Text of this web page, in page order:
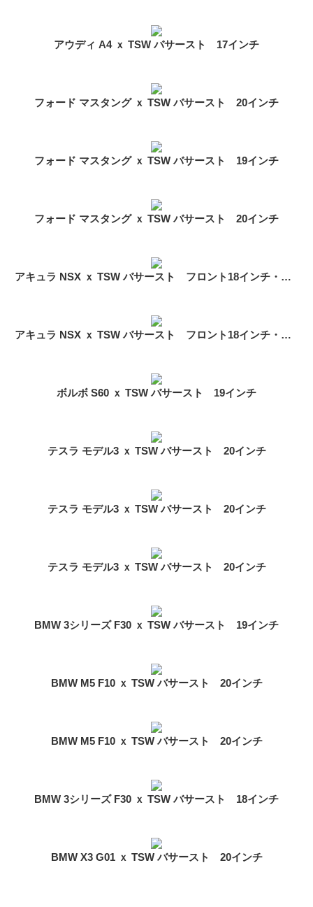
アウディ A4 ｘ TSW バサースト 17インチ
フォード マスタング ｘ TSW バサースト 20インチ
フォード マスタング ｘ TSW バサースト 19インチ
フォード マスタング ｘ TSW バサースト 20インチ
アキュラ NSX ｘ TSW バサースト フロント18インチ・リア19インチ
アキュラ NSX ｘ TSW バサースト フロント18インチ・リア19インチ
ボルボ S60 ｘ TSW バサースト 19インチ
テスラ モデル3 ｘ TSW バサースト 20インチ
テスラ モデル3 ｘ TSW バサースト 20インチ
テスラ モデル3 ｘ TSW バサースト 20インチ
BMW 3シリーズ F30 ｘ TSW バサースト 19インチ
BMW M5 F10 ｘ TSW バサースト 20インチ
BMW M5 F10 ｘ TSW バサースト 20インチ
BMW 3シリーズ F30 ｘ TSW バサースト 18インチ
BMW X3 G01 ｘ TSW バサースト 20インチ